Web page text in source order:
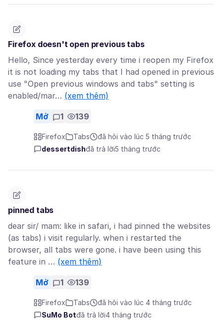
Firefox doesn't open previous tabs
Hello, Since yesterday every time i reopen my Firefox
it is not loading my tabs that I had opened in previous
use "Open previous windows and tabs" setting is
enabled/mar… (xem thêm)
Mở 1 139
Firefox Tabs
đã hỏi vào lúc 5 tháng trước
dessertdishđã trả lời5 tháng trước
pinned tabs
dear sir/ mam: like in safari, i had pinned the websites
(as tabs) i visit regularly. when i restarted the
browser, all tabs were gone. i have been using this
feature in … (xem thêm)
Mở 1 139
Firefox Tabs
đã hỏi vào lúc 4 tháng trước
SuMo Botđã trả lời4 tháng trước